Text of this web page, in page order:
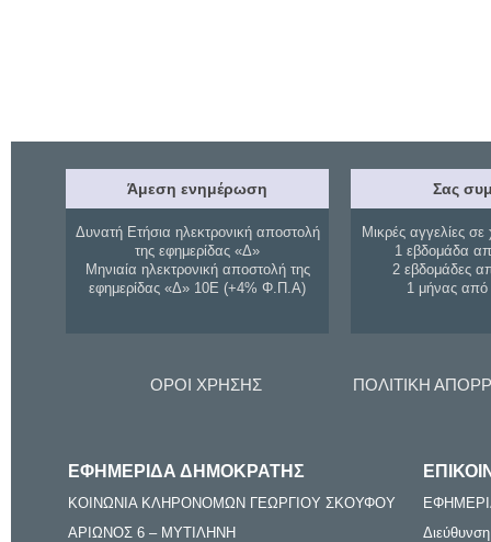
Άμεση ενημέρωση
Δυνατή Ετήσια ηλεκτρονική αποστολή
της εφημερίδας «Δ»
Μηνιαία ηλεκτρονική αποστολή της
εφημερίδας «Δ» 10Ε (+4% Φ.Π.Α)
Σας
Μικρές αγγελίες σε
1 εβδομάδα
2 εβδομάδες
1 μήνας
ΟΡΟΙ ΧΡΗΣΗΣ ΠΟΛΙΤΙΚΗ
ΕΦΗΜΕΡΙΔΑ ΔΗΜΟΚΡΑΤΗΣ
ΚΟΙΝΩΝΙΑ ΚΛΗΡΟΝΟΜΩΝ ΓΕΩΡΓΙΟΥ ΣΚΟΥΦΟΥ
ΑΡΙΩΝΟΣ 6 – ΜΥΤΙΛΗΝΗ